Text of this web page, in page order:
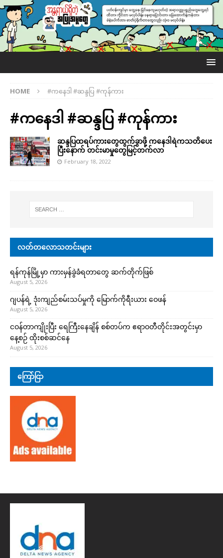
HOME #ကနေဒါ #ဆန္ဒပြ #ကုန်ကား
#ကနေဒါ #ဆန္ဒပြ #ကုန်ကား
ဆန္ဒပြထရပ်ကားတွေထွက်ခွာဖို့ ကနေဒါရဲကသတိပေး
ပြီးနောက် တင်းမာမှုတွေမြင့်တက်လာ
February 18, 2022
လတ်တလောသတင်းများ
ရန်ကုန်မြို့မှာ ကားမှန်ခွဲခံရတာတွေ ဆက်တိုက်ဖြစ်
August 5, 2026
ဂျပန်ရဲ့ ဒုံးကျည်စမ်းသပ်မှုကို မြောက်ကိုရီးယား ဝေဖန်
August 5, 2026
ငဝန်တာကျိုးပြီး ရေကြီးနေချိန် စစ်တပ်က ဧရာဝတီတိုင်းအတွင်းမှာ
နေ့စဉ် ထိုးစစ်ဆင်နေ
August 5, 2026
ကြော်ငြာ